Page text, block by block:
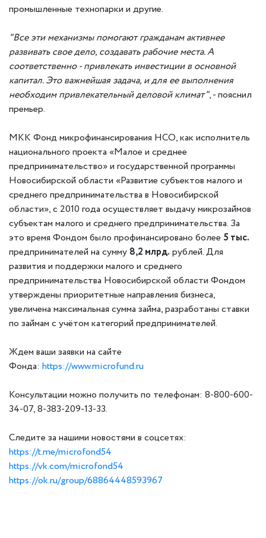
промышленные технопарки и другие.
"Все эти механизмы помогают гражданам активнее
развивать свое дело, создавать рабочие места. А
соответственно - привлекать инвестиции в основной
капитал. Это важнейшая задача, и для ее выполнения
необходим привлекательный деловой климат", - пояснил
премьер.
МКК Фонд микрофинансирования НСО, как исполнитель
национального проекта «Малое и среднее
предпринимательство» и государственной программы
Новосибирской области «Развитие субъектов малого и
среднего предпринимательства в Новосибирской
области», с 2010 года осуществляет выдачу микрозаймов
субъектам малого и среднего предпринимательства. За
это время Фондом было профинансировано более 5 тыс.
предпринимателей на сумму 8,2 млрд. рублей. Для
развития и поддержки малого и среднего
предпринимательства Новосибирской области Фондом
утверждены приоритетные направления бизнеса,
увеличена максимальная сумма займа, разработаны ставки
по займам с учётом категорий предпринимателей.
Ждем ваши заявки на сайте
Фонда: https://www.microfund.ru
Консультации можно получить по телефонам: 8-800-600-
34-07, 8-383-209-13-33.
Следите за нашими новостями в соцсетях:
https://t.me/microfond54
https://vk.com/microfond54
https://ok.ru/group/68864448593967